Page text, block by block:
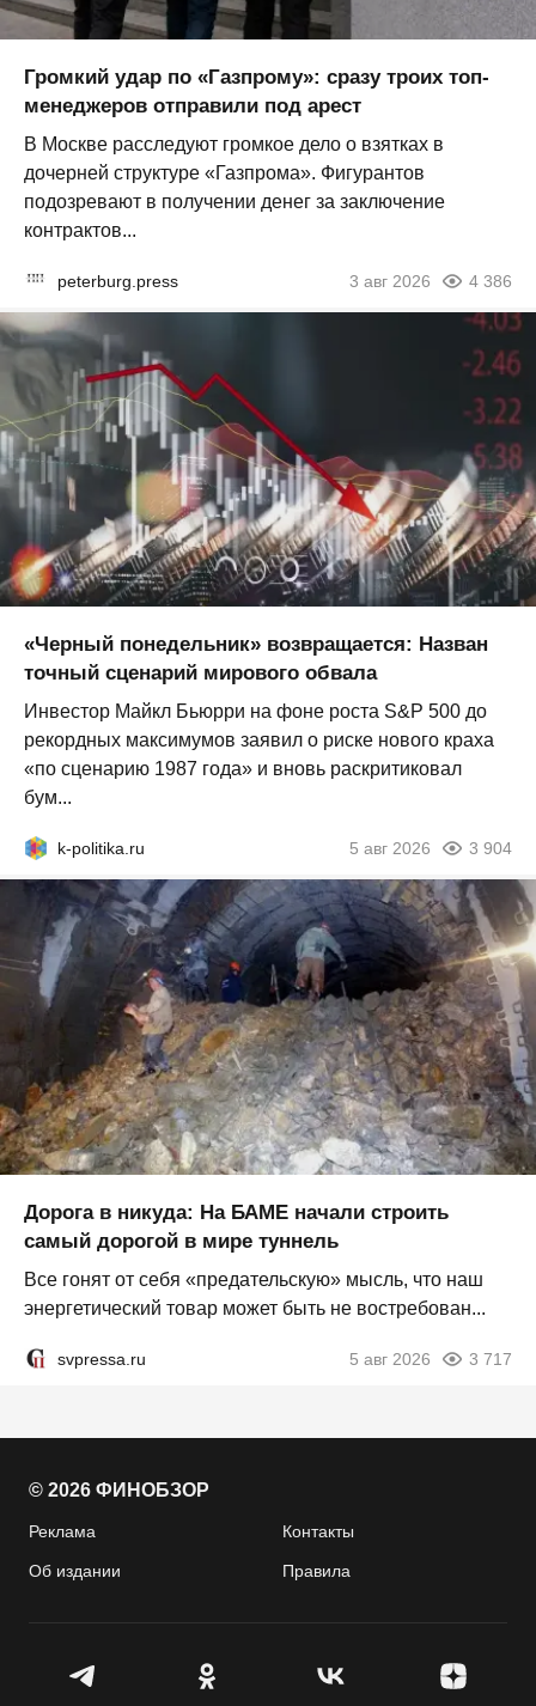
Громкий удар по «Газпрому»: сразу троих топ-
менеджеров отправили под арест
В Москве расследуют громкое дело о взятках в
дочерней структуре «Газпрома». Фигурантов
подозревают в получении денег за заключение
контрактов...
peterburg.press 3 авг 2026 4 386
«Черный понедельник» возвращается: Назван
точный сценарий мирового обвала
Инвестор Майкл Бьюрри на фоне роста S&P 500 до
рекордных максимумов заявил о риске нового краха
«по сценарию 1987 года» и вновь раскритиковал
бум...
k-politika.ru 5 авг 2026 3 904
Дорога в никуда: На БАМЕ начали строить
самый дорогой в мире туннель
Все гонят от себя «предательскую» мысль, что наш
энергетический товар может быть не востребован...
svpressa.ru 5 авг 2026 3 717
© 2026 ФИНОБЗОР
Реклама Контакты
Об издании Правила